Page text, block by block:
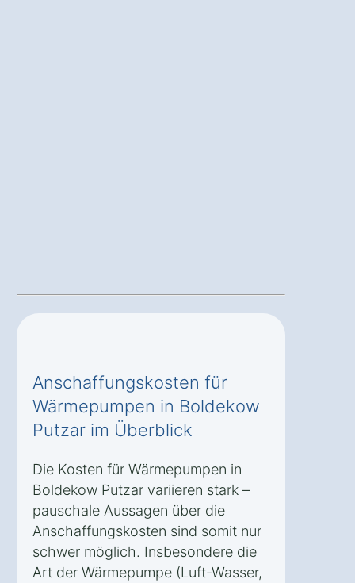
Anschaffungskosten für
Wärmepumpen in Boldekow
Putzar im Überblick
Die Kosten für Wärmepumpen in
Boldekow Putzar variieren stark –
pauschale Aussagen über die
Anschaffungskosten sind somit nur
schwer möglich. Insbesondere die
Art der Wärmepumpe (Luft-Wasser,